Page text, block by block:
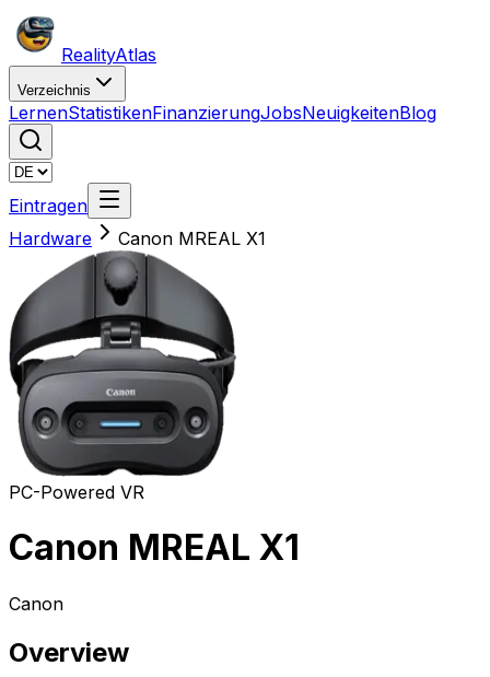
RealityAtlas
Verzeichnis
LernenStatistikenFinanzierungJobsNeuigkeitenBlog
Eintragen
Hardware
Canon MREAL X1
PC-Powered VR
Canon MREAL X1
Canon
Overview